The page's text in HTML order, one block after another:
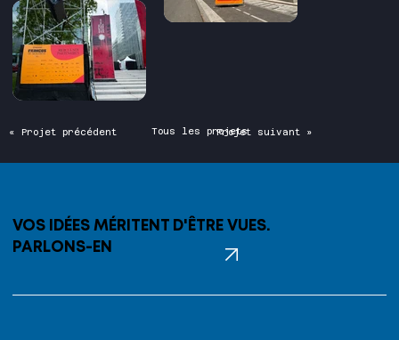
« Projet précédent Tous les projetsProjet suivant »
VOS IDÉES MÉRITENT D'ÊTRE VUES.
PARLONS-EN